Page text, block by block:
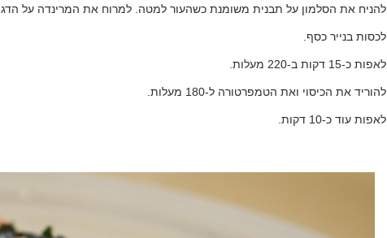
להניח את הסלמון על תבנית משומנת כשהעור למטה. למרוח את המרינדה על הדג.
לכסות בנייר כסף
לאפות כ-15 דקות ב-220 מעלות .
להוריד את הכיסוי ואת הטמפרטורה ל-180 מעלות .
לאפות עוד כ-10 דקות .